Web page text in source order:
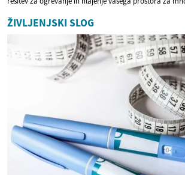
ŽIVLJENJSKI SLOG